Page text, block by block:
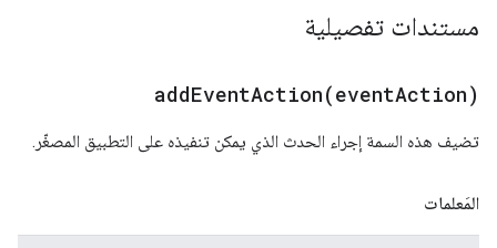
مستندات تفصيلية
addEventAction(eventAction)
تضيف هذه السمة إجراء الحدث الذي يمكن تنفيذه على التطبيق المصغّر.
المَعلمات